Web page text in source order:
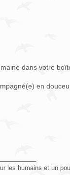
dans votre
en
les humains et un